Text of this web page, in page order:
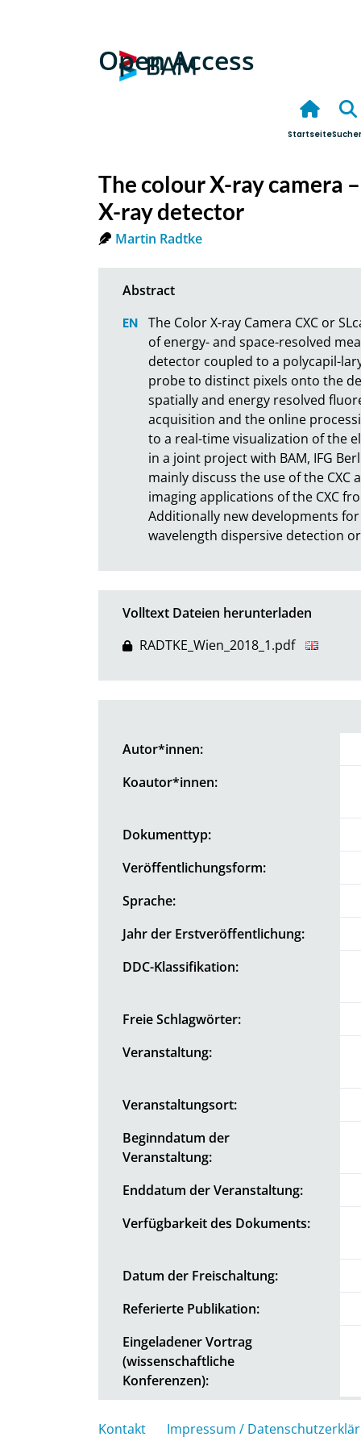
Open Access
Startseite
The colour X-ray camera
X-ray detector
Martin Radtke
The Color X-ray Camera CXC or
of energy- and space-resolved
detector coupled to a polycapil-
probe to distinct pixels onto the
spatially and energy resolved
acquisition and the online
to a real-time visualization of the
in a joint project with BAM, IFG
mainly discuss the use of the CXC
imaging applications of the CXC
Additionally new developments
wavelength dispersive detection
Volltext Dateien herunterladen
RADTKE_Wien_2018_1.pdf
Autor*innen:
Koautor*innen:
Dokumenttyp:
Veröffentlichungsform:
Sprache:
Jahr der Erstveröffentlichung:
DDC-Klassifikation:
Freie Schlagwörter:
Veranstaltung:
Veranstaltungsort:
Beginndatum der
Veranstaltung:
Enddatum der Veranstaltung:
Verfügbarkeit des Dokuments:
Datum der Freischaltung:
Referierte Publikation:
Eingeladener Vortrag
(wissenschaftliche
Konferenzen):
Kontakt Impressum /